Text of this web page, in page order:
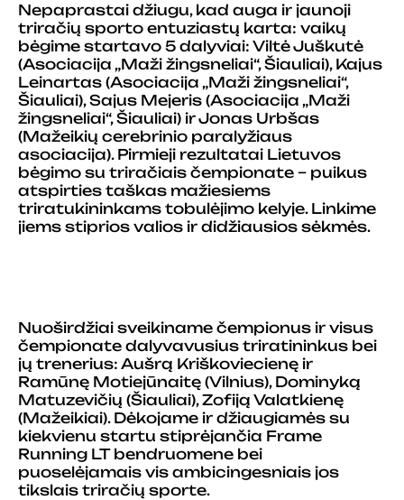
Nepaprastai džiugu, kad auga ir jaunoji
triračių sporto entuziastų karta: vaikų
bėgime startavo 5 dalyviai: Viltė Juškutė
(Asociacija „Maži žingsneliai“, Šiauliai), Kajus
Leinartas (Asociacija „Maži žingsneliai“,
Šiauliai), Sajus Mejeris (Asociacija „Maži
žingsneliai“, Šiauliai) ir Jonas Urbšas
(Mažeikių cerebrinio paralyžiaus
asociacija). Pirmieji rezultatai Lietuvos
bėgimo su triračiais čempionate – puikus
atspirties taškas mažiesiems
triratukininkams tobulėjimo kelyje. Linkime
jiems stiprios valios ir didžiausios sėkmės.
Nuoširdžiai sveikiname čempionus ir visus
čempionate dalyvavusius triratininkus bei
jų trenerius: Aušrą Kriškoviecienę ir
Ramūnę Motiejūnaitę (Vilnius), Dominyką
Matuzevičių (Šiauliai), Zofiją Valatkienę
(Mažeikiai). Dėkojame ir džiaugiamės su
kiekvienu startu stiprėjančia Frame
Running LT bendruomene bei
puoselėjamais vis ambicingesniais jos
tikslais triračių sporte.